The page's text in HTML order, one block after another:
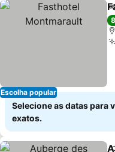
Escolha popular
Selecione as datas para
exatos.